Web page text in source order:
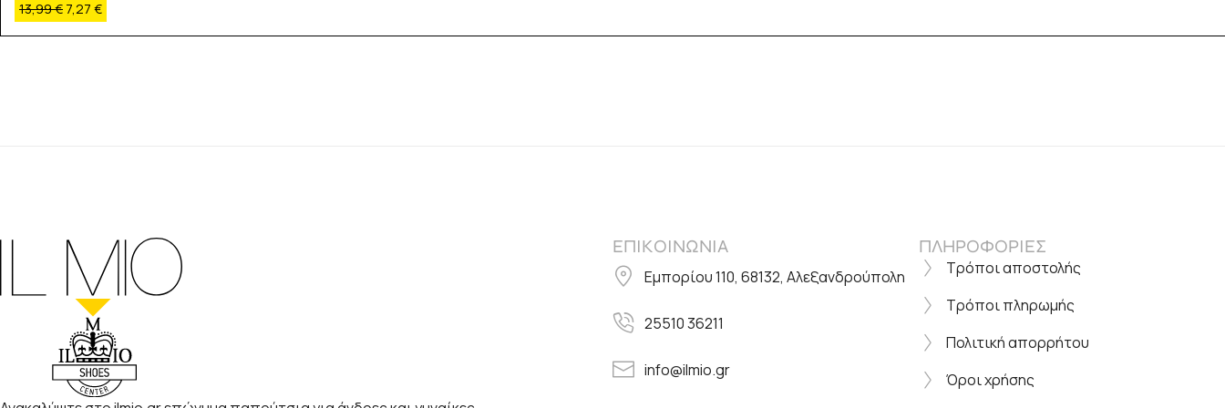
13,99€ 7,27 €
ΕΠΙΚΟΙΝΩΝΙΑ
Εμπορίου 110, 68132, Αλεξανδρούπολη
25510 36211
info@ilmio.gr
ΠΛΗΡΟΦΟΡΙΕΣ
Τρόποι αποστολής
Τρόποι πληρωμής
Πολιτική απορρήτου
Όροι χρήσης